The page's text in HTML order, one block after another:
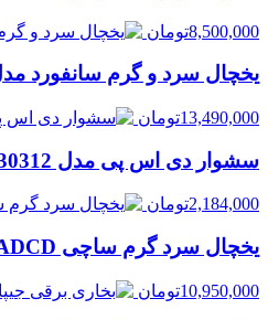
8,500,000تومان
یخچال سرد و گرم سانفورد مدل
13,490,000تومان
سشوار دی اس پی مدل 30312
2,184,000تومان
یخچال سرد گرم ساچی NL-REF-۴ADCD
10,950,000تومان